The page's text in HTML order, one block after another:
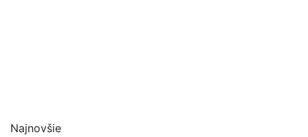
Najnovšie